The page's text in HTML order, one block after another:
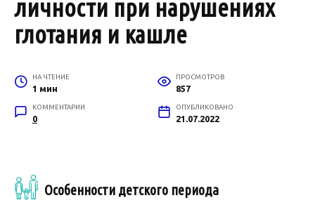
личности при нарушениях
глотания и кашле
НА ЧТЕНИЕ
1 мин
ПРОСМОТРОВ
857
КОММЕНТАРИИ
0
ОПУБЛИКОВАНО
21.07.2022
Особенности детского периода